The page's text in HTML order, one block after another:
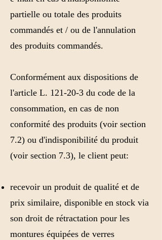
partielle ou totale des produits
commandés et / ou de l'annulation
des produits commandés.
Conformément aux dispositions de
l'article L. 121-20-3 du code de la
consommation, en cas de non
conformité des produits (voir section
7.2) ou d'indisponibilité du produit
(voir section 7.3), le client peut:
recevoir un produit de qualité et de
prix similaire, disponible en stock via
son droit de rétractation pour les
montures équipées de verres